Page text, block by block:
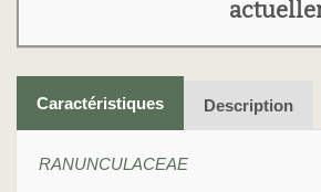
Caractéristiques Description
RANUNCULACEAE